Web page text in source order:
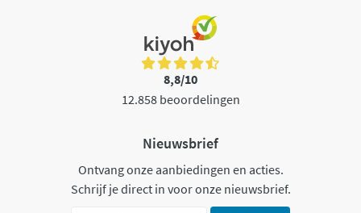
8,8/10
12.858 beoordelingen
Nieuwsbrief
Ontvang onze aanbiedingen en acties.
Schrijf je direct in voor onze nieuwsbrief.